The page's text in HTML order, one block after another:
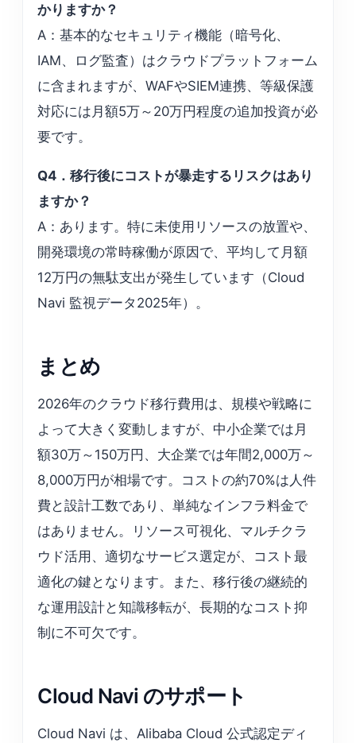
かりますか？
A：基本的なセキュリティ機能（暗号化、
IAM、ログ監査）はクラウドプラットフォーム
に含まれますが、WAFやSIEM連携、等級保護
対応には月額5万～20万円程度の追加投資が必
要です。
Q4．移行後にコストが暴走するリスクはあり
ますか？
A：あります。特に未使用リソースの放置や、
開発環境の常時稼働が原因で、平均して月額
12万円の無駄支出が発生しています（Cloud
Navi 監視データ2025年）。
まとめ
2026年のクラウド移行費用は、規模や戦略に
よって大きく変動しますが、中小企業では月
額30万～150万円、大企業では年間2,000万～
8,000万円が相場です。コストの約70%は人件
費と設計工数であり、単純なインフラ料金で
はありません。リソース可視化、マルチクラ
ウド活用、適切なサービス選定が、コスト最
適化の鍵となります。また、移行後の継続的
な運用設計と知識移転が、長期的なコスト抑
制に不可欠です。
Cloud Navi のサポート
Cloud Navi は、Alibaba Cloud 公式認定ディ